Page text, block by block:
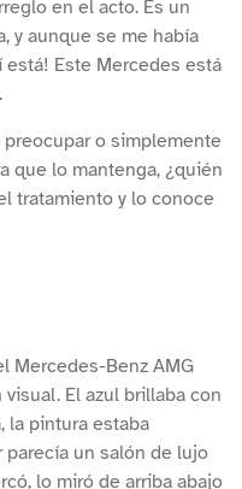
en el acto. Es un
y aunque se me había
está! Este Mercedes está
o simplemente
que lo mantenga, ¿quién
tratamiento y lo conoce
Mercedes-Benz AMG
El azul brillaba con
la pintura estaba
un salón de lujo
lo miró de arriba abajo